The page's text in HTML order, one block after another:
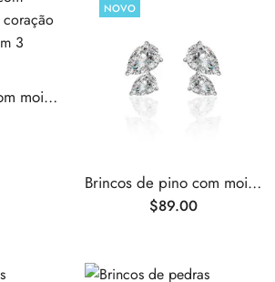
Brincos de pino com moissanita de corte coração duplo e cravação em 3 garras.
NOVO
Brincos de pino com moissanita de corte duplo em forma de pera e cravação em três garras.
$89.00